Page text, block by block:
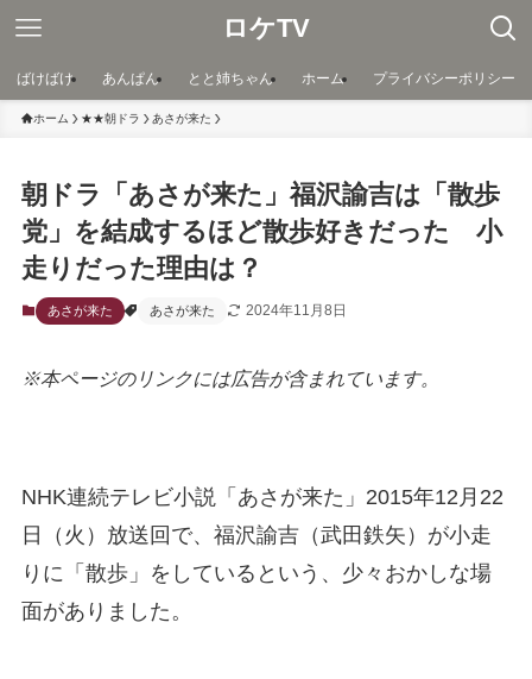
ロケTV
ばけばけ あんぱん とと姉ちゃん ホーム プライバシーポリシー
ホーム ★★朝ドラ あさが来た
朝ドラ「あさが来た」福沢諭吉は「散歩
党」を結成するほど散歩好きだった 小
走りだった理由は？
あさが来た あさが来た 2024年11月8日
※本ページのリンクには広告が含まれています。
NHK連続テレビ小説「あさが来た」2015年12月22
日（火）放送回で、福沢諭吉（武田鉄矢）が小走
りに「散歩」をしているという、少々おかしな場
面がありました。